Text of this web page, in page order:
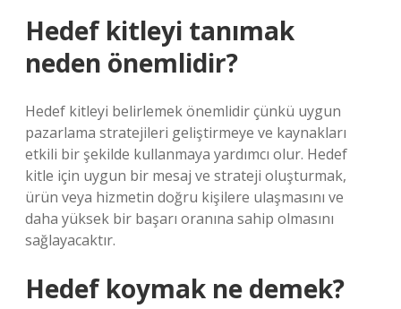
Hedef kitleyi tanımak
neden önemlidir?
Hedef kitleyi belirlemek önemlidir çünkü uygun
pazarlama stratejileri geliştirmeye ve kaynakları
etkili bir şekilde kullanmaya yardımcı olur. Hedef
kitle için uygun bir mesaj ve strateji oluşturmak,
ürün veya hizmetin doğru kişilere ulaşmasını ve
daha yüksek bir başarı oranına sahip olmasını
sağlayacaktır.
Hedef koymak ne demek?